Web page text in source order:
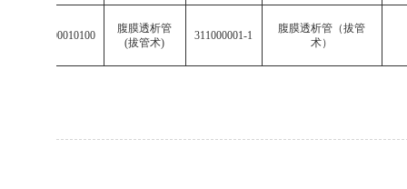
003110000010100
腹膜透析管
(拔管术)
311000001-1
腹膜透析管（拔管
术）